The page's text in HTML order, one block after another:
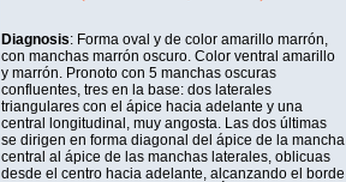
Diagnosis: Forma oval y de color amarillo marrón,
con manchas marrón oscuro. Color ventral amarillo
y marrón. Pronoto con 5 manchas oscuras
confluentes, tres en la base: dos laterales
triangulares con el ápice hacia adelante y una
central longitudinal, muy angosta. Las dos últimas
se dirigen en forma diagonal del ápice de la mancha
central al ápice de las manchas laterales, oblicuas
desde el centro hacia adelante, alcanzando el borde